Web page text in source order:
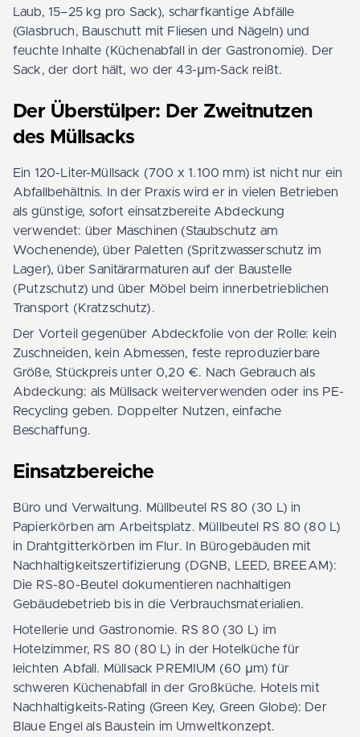
Laub, 15–25 kg pro Sack), scharfkantige Abfälle
(Glasbruch, Bauschutt mit Fliesen und Nägeln) und
feuchte Inhalte (Küchenabfall in der Gastronomie). Der
Sack, der dort hält, wo der 43-µm-Sack reißt.
Der Überstülper: Der Zweitnutzen
des Müllsacks
Ein 120-Liter-Müllsack (700 x 1.100 mm) ist nicht nur ein
Abfallbehältnis. In der Praxis wird er in vielen Betrieben
als günstige, sofort einsatzbereite Abdeckung
verwendet: über Maschinen (Staubschutz am
Wochenende), über Paletten (Spritzwasserschutz im
Lager), über Sanitärarmaturen auf der Baustelle
(Putzschutz) und über Möbel beim innerbetrieblichen
Transport (Kratzschutz).
Der Vorteil gegenüber Abdeckfolie von der Rolle: kein
Zuschneiden, kein Abmessen, feste reproduzierbare
Größe, Stückpreis unter 0,20 €. Nach Gebrauch als
Abdeckung: als Müllsack weiterverwenden oder ins PE-
Recycling geben. Doppelter Nutzen, einfache
Beschaffung.
Einsatzbereiche
Büro und Verwaltung. Müllbeutel RS 80 (30 L) in
Papierkörben am Arbeitsplatz. Müllbeutel RS 80 (80 L)
in Drahtgitterkörben im Flur. In Bürogebäuden mit
Nachhaltigkeitszertifizierung (DGNB, LEED, BREEAM):
Die RS-80-Beutel dokumentieren nachhaltigen
Gebäudebetrieb bis in die Verbrauchsmaterialien.
Hotellerie und Gastronomie. RS 80 (30 L) im
Hotelzimmer, RS 80 (80 L) in der Hotelküche für
leichten Abfall. Müllsack PREMIUM (60 µm) für
schweren Küchenabfall in der Großküche. Hotels mit
Nachhaltigkeits-Rating (Green Key, Green Globe): Der
Blaue Engel als Baustein im Umweltkonzept.